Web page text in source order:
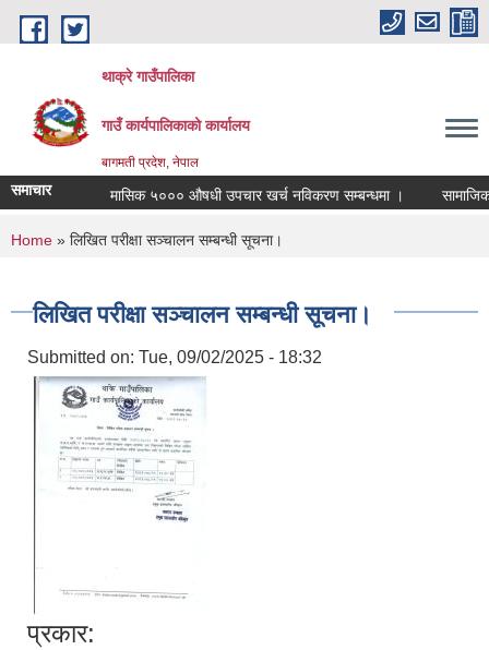
Skip to main content
थाक्रे गाउँपालिका
गाउँ कार्यपालिकाको कार्यालय
बागमती प्रदेश, नेपाल
समाचार मासिक ५००० औषधी उपचार खर्च नविकरण सम्बन्धमा । सामाजिक
You are here
Home » लिखित परीक्षा सञ्चालन सम्बन्धी सूचना।
लिखित परीक्षा सञ्चालन सम्बन्धी सूचना।
Submitted on: Tue, 09/02/2025 - 18:32
प्रकार: